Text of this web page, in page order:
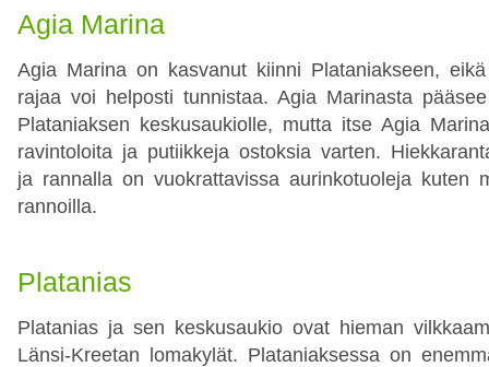
Agia Marina
Agia Marina on kasvanut kiinni Plataniakseen,
rajaa voi helposti tunnistaa. Agia Marinasta
Plataniaksen keskusaukiolle, mutta itse Agia
ravintoloita ja putiikkeja ostoksia varten.
ja rannalla on vuokrattavissa aurinkotuoleja kuten
rannoilla.
Platanias
Platanias ja sen keskusaukio ovat hieman
Länsi-Kreetan lomakylät. Plataniaksessa on